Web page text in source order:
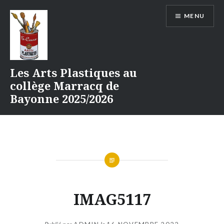
contenu
Les Arts Plastiques au
collège Marracq de
Bayonne 2025/2026
MENU
IMAG5117